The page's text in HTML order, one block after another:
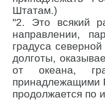
Штатам.)
"2. Это всякий
направлении,
градуса
долготы,
от океана,
принадлежащими
продолжается по